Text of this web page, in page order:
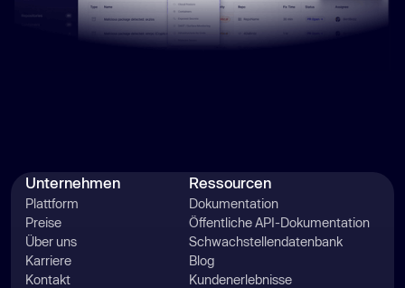
Unternehmen
Plattform
Preise
Über uns
Karriere
Kontakt
Ressourcen
Dokumentation
Öffentliche API-Dokumentation
Schwachstellendatenbank
Blog
Kundenerlebnisse